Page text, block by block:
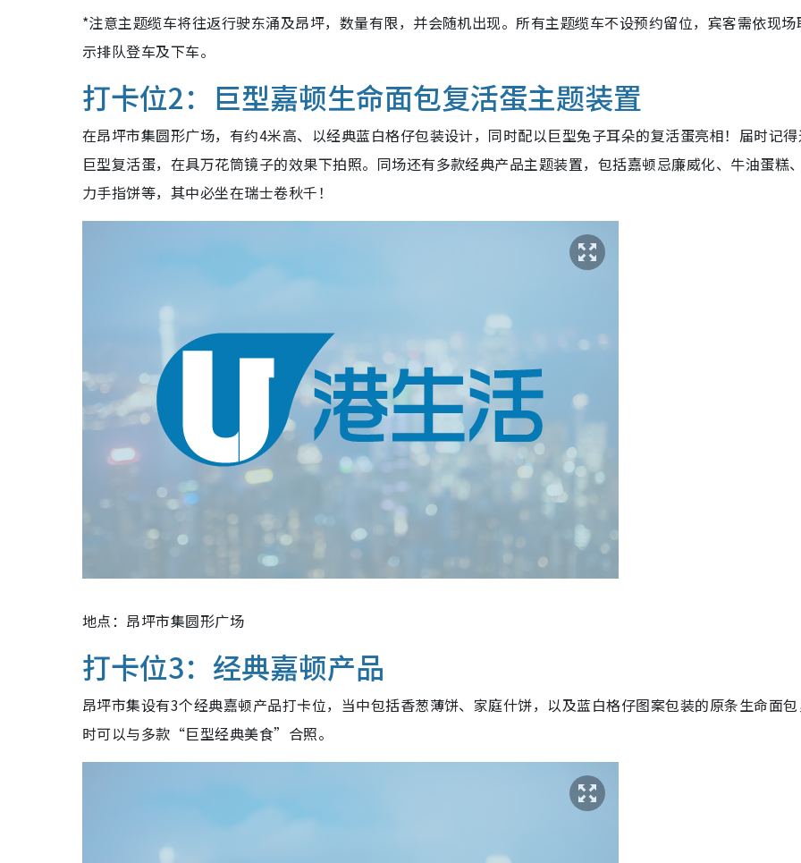
*注意主题缆车将往返行驶东涌及昂坪，数量有限，并会随机出现。所有主题缆车不设预约留位，宾客需依现场
示排队登车及下车。
打卡位2：巨型嘉顿生命面包复活蛋主题装置
在昂坪市集圆形广场，有约4米高、以经典蓝白格仔包装设计，同时配以巨型兔子耳朵的复活蛋亮相！届时记
巨型复活蛋，在具万花筒镜子的效果下拍照。同场还有多款经典产品主题装置，包括嘉顿忌廉威化、牛油蛋糕
力手指饼等，其中必坐在瑞士卷秋千！
地点：昂坪市集圆形广场
打卡位3：经典嘉顿产品
昂坪市集设有3个经典嘉顿产品打卡位，当中包括香葱薄饼、家庭什饼，以及蓝白格仔图案包装的原条生命面
时可以与多款“巨型经典美食”合照。